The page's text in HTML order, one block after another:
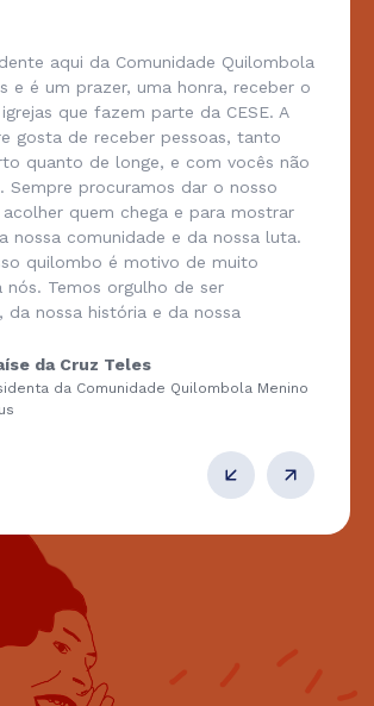
aqui da Comunidade Quilombola
e é um prazer, uma honra, receber o
que fazem parte da CESE. A
gosta de receber pessoas, tanto
quanto de longe, e com vocês não
Sempre procuramos dar o nosso
quem chega e para mostrar
nossa comunidade e da nossa luta.
quilombo é motivo de muito
nós. Temos orgulho de ser
da nossa história e da nossa
da Cruz Teles
da Comunidade Quilombola Menino